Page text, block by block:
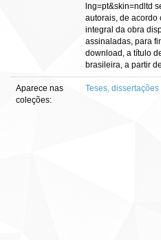
lng=pt&skin=ndltd
autorais, de acordo
integral da obra
assinaladas, para
download, a título
brasileira, a partir
Aparece nas
coleções:
Teses,